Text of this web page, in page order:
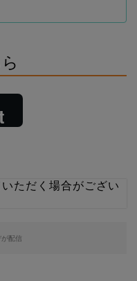
ただく場合がござい
が配信